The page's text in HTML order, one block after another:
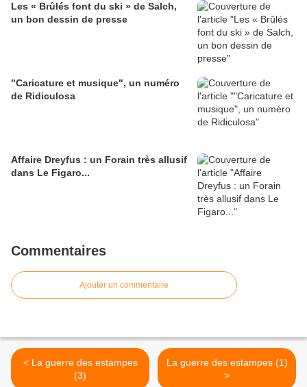
Les « Brûlés font du ski » de Salch,
un bon dessin de presse
"Caricature et musique", un numéro
de Ridiculosa
Affaire Dreyfus : un Forain très allusif
dans Le Figaro...
Commentaires
Ajouter un commentaire
< La guerre des estampes
(3)
La guerre des estampes (1)
>